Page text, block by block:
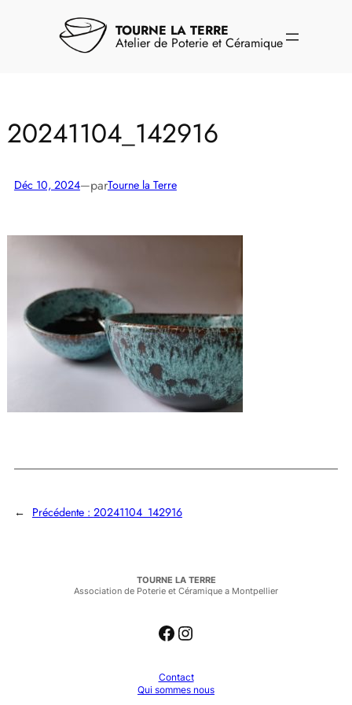
TOURNE LA TERRE
Atelier de Poterie et Céramique
20241104_142916
Déc 10, 2024—parTourne la Terre
← Précédente : 20241104_142916
TOURNE LA TERRE
Association de Poterie et Céramique a Montpellier
Facebook Instagram
Contact
Qui sommes nous